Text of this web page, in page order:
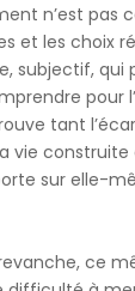
n’est pas
et les choix
subjectif, qui
pour
tant
vie construite
sur elle-
ce